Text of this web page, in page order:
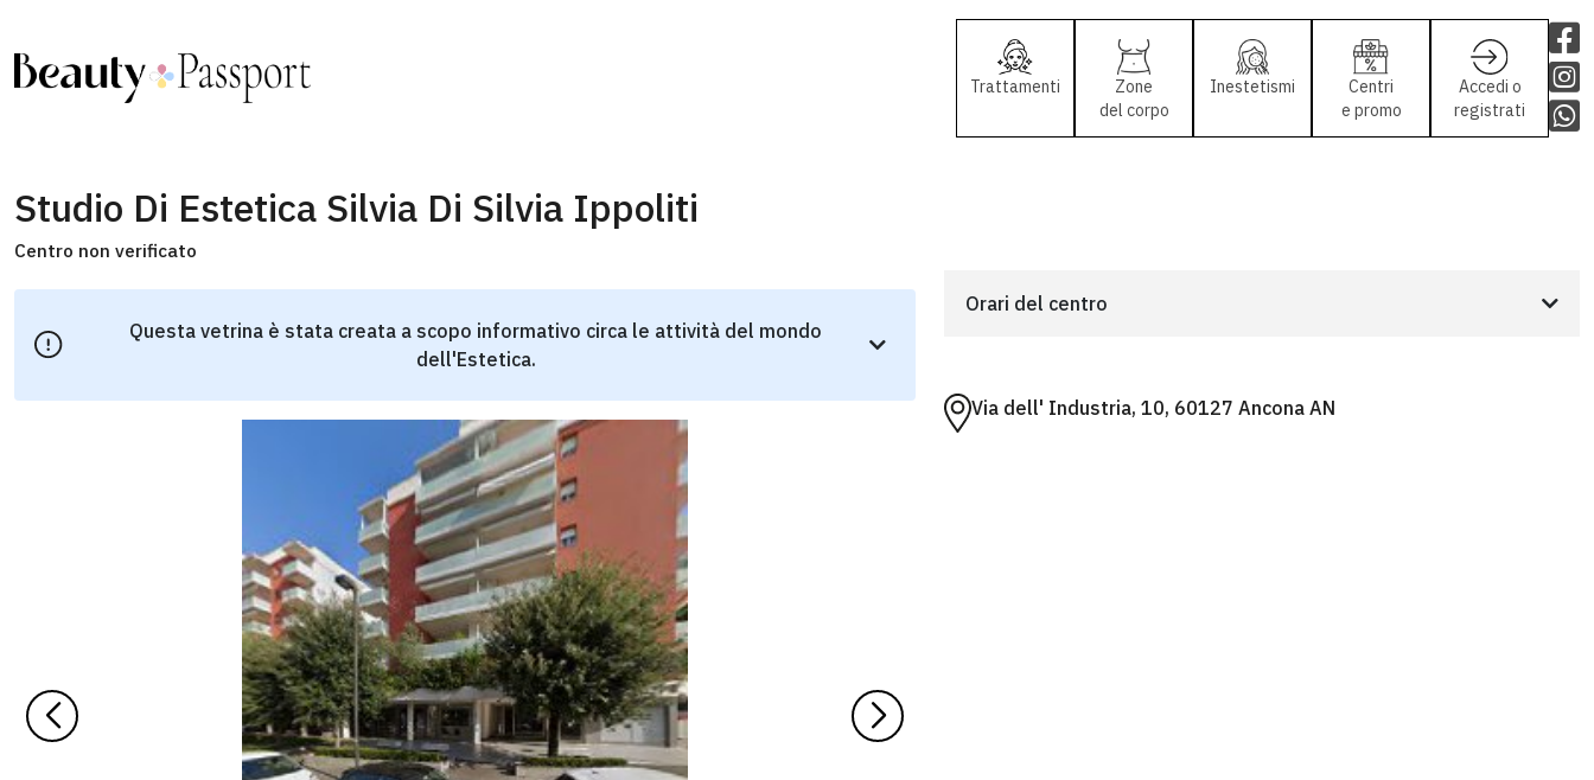
Trattamenti
Zone
del corpo
Inestetismi
Centri
e promo
Accedi o
registrati
Studio Di Estetica Silvia Di Silvia Ippoliti
Centro non verificato
Questa vetrina è stata creata a scopo informativo circa le attività del mondo
dell'Estetica.
Orari del centro
Via dell' Industria, 10, 60127 Ancona AN